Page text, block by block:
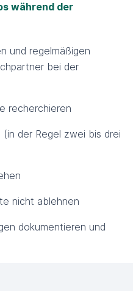
während der
und regelmäßigen
bei der
recherchieren
der Regel zwei bis drei
nicht ablehnen
dokumentieren und